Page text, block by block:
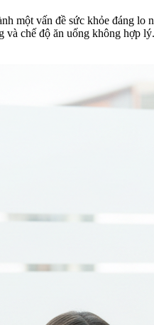
một vấn đề sức khỏe đáng
chế độ ăn uống không hợp